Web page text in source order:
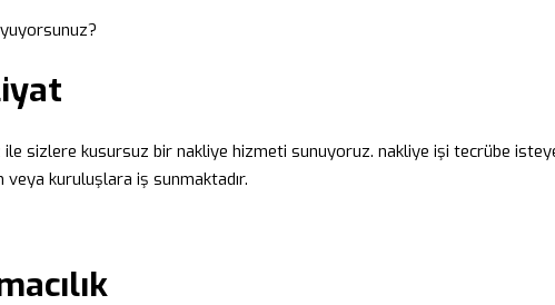
sizlere kusursuz bir nakliye hizmeti sunuyoruz. nakliye işi tecrübe
kuruluşlara iş sunmaktadır.